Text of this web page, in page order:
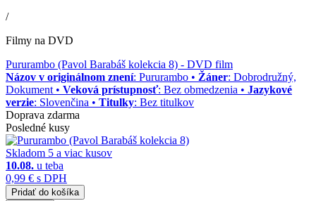
/
Filmy na DVD
Pururambo (Pavol Barabáš kolekcia 8) - DVD film
Názov v originálnom znení: Pururambo • Žáner: Dobrodružný,
Dokument • Veková prístupnosť: Bez obmedzenia • Jazykové
verzie: Slovenčina • Titulky: Bez titulkov
Doprava zdarma
Posledné kusy
Skladom 5 a viac kusov
10.08. u teba
0,99 € s DPH
Pridať do košíka